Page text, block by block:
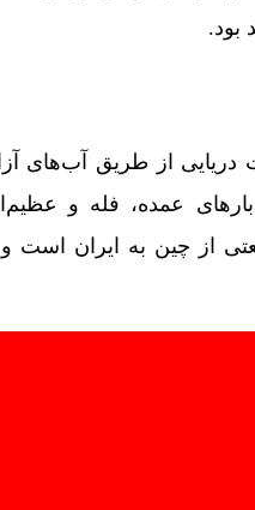
بود.
از طریق آب‌های
عمده، فله و
از چین به ایران است